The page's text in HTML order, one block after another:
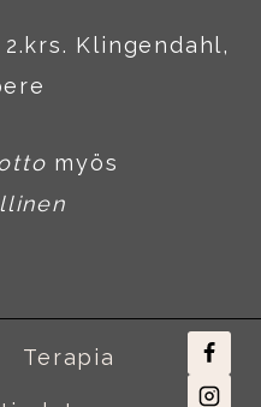
Klingendahl,
myös
Terapia